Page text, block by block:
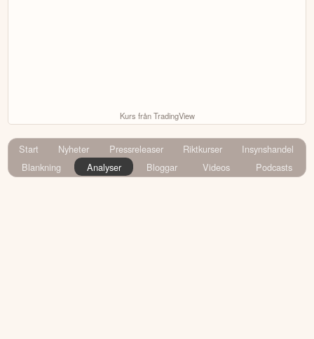
Kurs från TradingView
Start Nyheter Pressreleaser Riktkurser
Insynshandel
Blankning
Analyser Bloggar Videos Podcasts